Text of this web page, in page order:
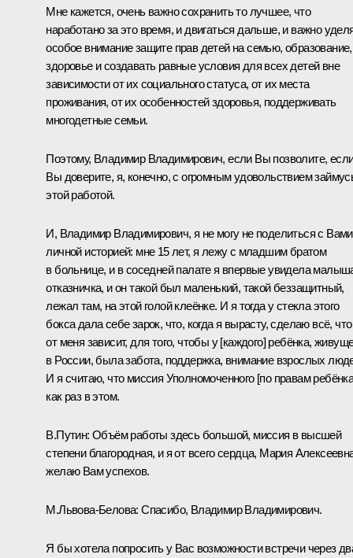
Мне кажется, очень важно сохранить то лучшее, что
наработано за это время, и двигаться дальше, и важно
особое внимание защите прав детей на семью, образование,
здоровье и создавать равные условия для всех детей вне
зависимости от их социального статуса, от их места
проживания, от их особенностей здоровья, поддерживать
многодетные семьи.
Поэтому, Владимир Владимирович, если Вы позволите,
Вы доверите, я, конечно, с огромным удовольствием
этой работой.
И, Владимир Владимирович, я не могу не поделиться с Вами
личной историей: мне 15 лет, я лежу с младшим братом
в больнице, и в соседней палате я впервые увидела
отказничка, и он такой был маленький, такой беззащитный,
лежал там, на этой голой клеёнке. И я тогда у стекла этого
бокса дала себе зарок, что, когда я вырасту, сделаю всё, что
от меня зависит, для того, чтобы у [каждого] ребёнка,
в России, была забота, поддержка, внимание взрослых
И я считаю, что миссия Уполномоченного [по правам
как раз в этом.
В.Путин: Объём работы здесь большой, миссия в высшей
степени благородная, и я от всего сердца, Мария
желаю Вам успехов.
М.Львова-Белова: Спасибо, Владимир Владимирович.
Я бы хотела попросить у Вас возможности встречи через